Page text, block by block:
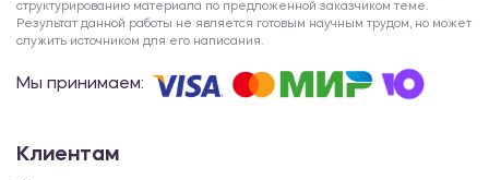
структурированию материала по предложенной заказчиком теме.
Результат данной работы не является готовым научным трудом, но может
служить источником для его написания.
Мы принимаем:
Клиентам